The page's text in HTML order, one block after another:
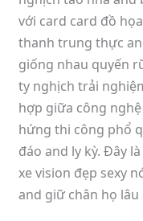
với card card đồ
thanh trung thực
giống nhau quyến
ty nghịch trải
hợp giữa công
hứng thi công phổ
đáo and ly kỳ. Đây
xe vision đẹp sexy
and giữ chân họ lâu